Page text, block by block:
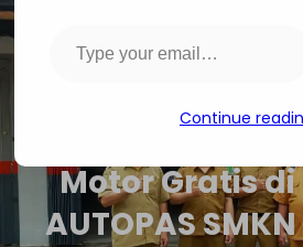
Berkah
Motor Gratis
AUTOPAS
Continue